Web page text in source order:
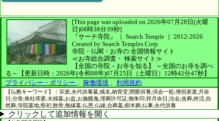
[This page was uploaded on 2026年07月28日(火曜
日)08時38分39秒]
『サーチ寺院』 ｜ Search Temple ｜ 2012-2026
Created by Search Temples Corp.
寺院・仏閣・お寺の 全国情報サイト
≪お寺総合調査・ 検索サイト≫
【全国の寺院－お寺を知る】
～全国のお寺を調べ
る～
【更新日時：2026年(令和08年)07月25日（土曜日）12時42分47秒】
プライバシー・ポリシー
稼働環境 利用規約
【仏教キーワード】：宗派;永代供養墓;戒名;納骨堂;閉眼供養;倶会一処;僧侶派遣;月命
日;分骨;角柱塔婆;夫婦墓;お盆;お施餓鬼;埋葬許可証;御朱印;祥月命日;法会;改葬;終活;自
然葬;寺院墓地;祭祀;散骨;無縁墓;仏恩;仏縁;合葬墓;樹木葬;仏事;永代供養
クリックして追加情報を開く